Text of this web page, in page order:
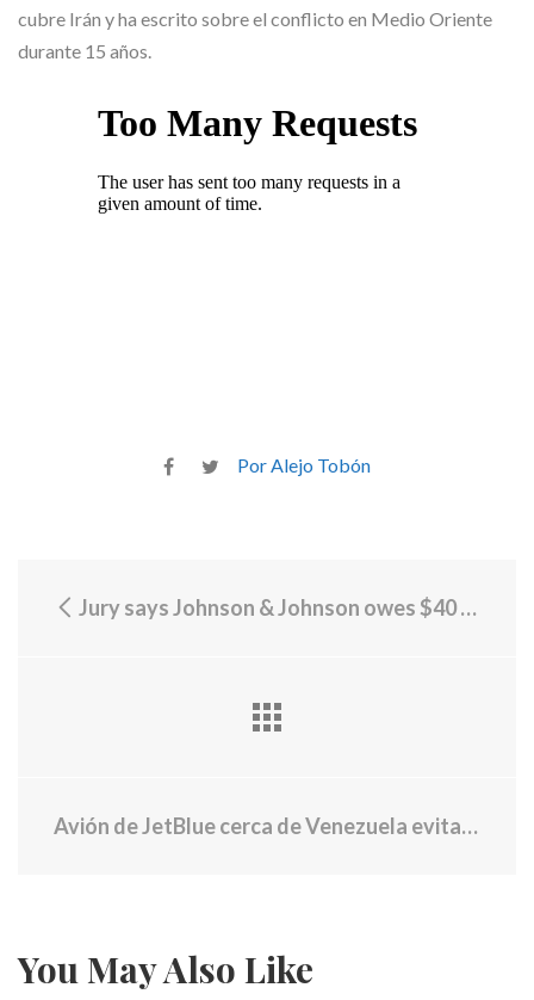
cubre Irán y ha escrito sobre el conflicto en Medio Oriente
durante 15 años.
Por Alejo Tobón
Jury says Johnson & Johnson owes $40 million to 2 cancer patients who used talcum powders
Avión de JetBlue cerca de Venezuela evita "colisión en el aire" con aeronave de la Fuerza Aérea de EE.UU. Recibidos
You May Also Like